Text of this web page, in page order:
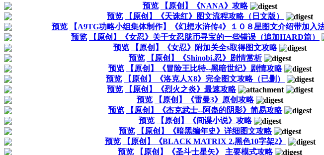
预览
【原创】《NANA》攻略
预览
【原创】《天诛红》图文流程攻略（日文版）
预览
【A9TG功略小组集体制作】《幻想水浒传4》１０８星图文介绍带加入
预览
【原创】《女忍》关于女忍胧币寻宝的一些错误（追加HARD篇）
预览
【原创】《女忍》附加关全s取得图文攻略
预览
【原创】《Shinobi.忍》剧情赏析
预览
【原创】《冒险王比特--黑暗世纪》剧情攻略
预览
【原创】《洛克人X8》完全图文攻略（已删）
预览
【原创】《烈火之炎》最速攻略
预览
【原创】《雷曼3》原创攻略
预览
【原创】《杰克武士--阿蛊的阴影》简易攻略
预览
【原创】《间谍小说》攻略
预览
【原创】《暗黑编年史》详细图文攻略
预览
【原创】《BLACK MATRIX 2.黑色10字架2》
预览
【原创】《圣斗士星矢》 主要模式攻略